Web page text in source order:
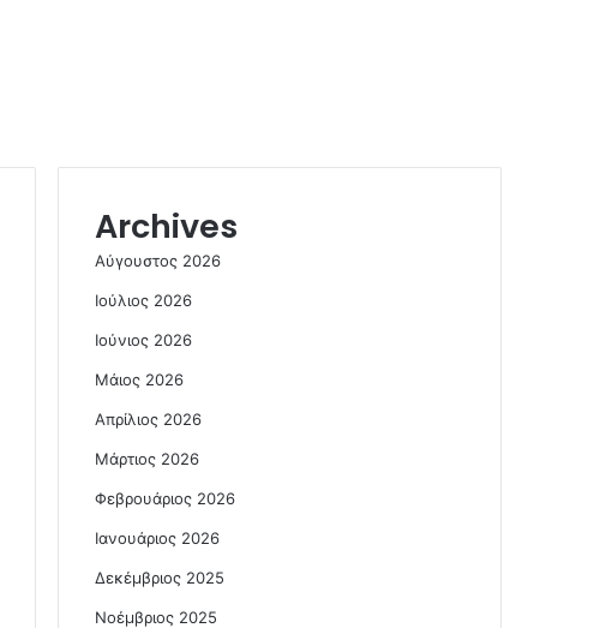
Archives
Αύγουστος 2026
Ιούλιος 2026
Ιούνιος 2026
Μάιος 2026
Απρίλιος 2026
Μάρτιος 2026
Φεβρουάριος 2026
Ιανουάριος 2026
Δεκέμβριος 2025
Νοέμβριος 2025